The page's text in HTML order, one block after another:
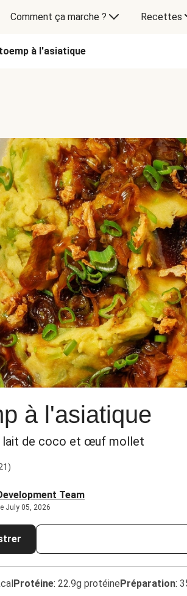
Comment ça marche ? Recettes
à l'asiatique
à l'asiatique
lait de coco et œuf mollet
)
Team
July 05, 2026
Protéine: 22.9g protéinePréparation: